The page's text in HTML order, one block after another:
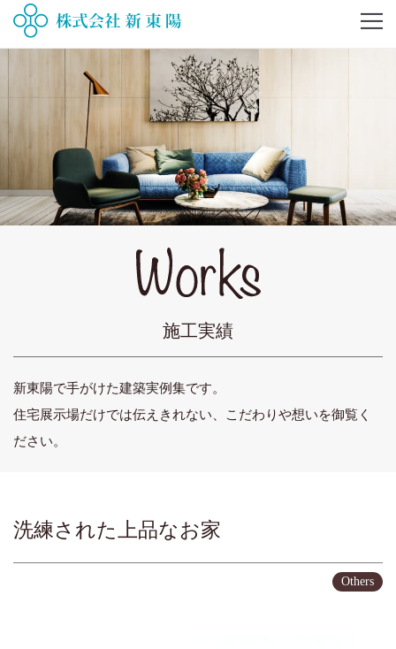
施工実績
新東陽で手がけた建築実例集です。
住宅展示場だけでは伝えきれない、こだわりや想いを御覧く
ださい。
洗練された上品なお家
Others